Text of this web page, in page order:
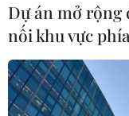
Mỹ bắt đầu áp
quỹ thị thực mới,
chục nước
04/08/2026 01:25
Dự án mở rộng
nối khu vực